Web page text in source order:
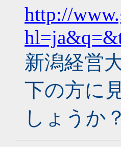
http://
新潟経営
下の方に
しょうか？